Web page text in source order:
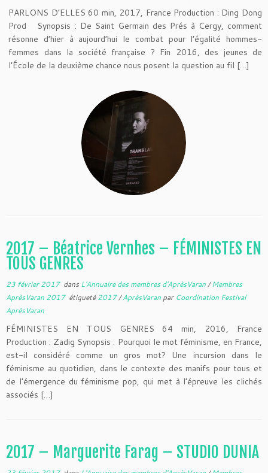
PARLONS D’ELLES 60 min, 2017, France Production : Ding Dong
Prod Synopsis : De Saint Germain des Prés à Cergy, comment
résonne d’hier à aujourd’hui le combat pour l’égalité hommes-
femmes dans la société française ? Fin 2016, des jeunes de
l’École de la deuxième chance nous posent la question au fil […]
2017 – Béatrice Vernhes – FÉMINISTES EN
TOUS GENRES
23 février 2017dans L'Annuaire des membres d'AprèsVaran/Membres
AprèsVaran 2017 étiqueté2017/AprèsVaran par Coordination Festival
AprèsVaran
FÉMINISTES EN TOUS GENRES 64 min, 2016, France
Production : Zadig Synopsis : Pourquoi le mot féminisme, en France,
est-il considéré comme un gros mot? Une incursion dans le
féminisme au quotidien, dans le contexte des manifs pour tous et
de l’émergence du féminisme pop, qui met à l’épreuve les clichés
associés […]
2017 – Marguerite Farag – STUDIO DUNIA